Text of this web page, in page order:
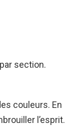
section.
couleurs. En
l’esprit.